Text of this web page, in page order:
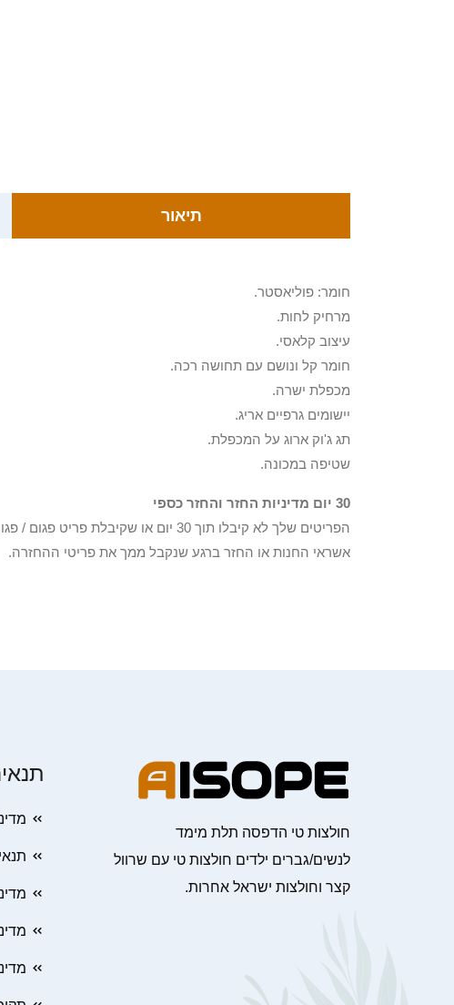
תיאור
חומר: פוליאסטר.
מרחיק לחות.
עיצוב קלאסי.
חומר קל ונושם עם תחושה רכה.
מכפלת ישרה.
יישומים גרפיים אריג.
תג ג'וק ארוג על המכפלת.
שטיפה במכונה.
30 יום מדיניות החזר והחזר כספי
הפריטים שלך לא קיבלו תוך 30 יום
אשראי החנות או החזר ברגע שנקבל ממך את פריטי ההחזרה.
חולצות טי הדפסה תלת מימד
לנשים/גברים ילדים חולצות טי עם שרוול
קצר וחולצות ישראל אחרות.